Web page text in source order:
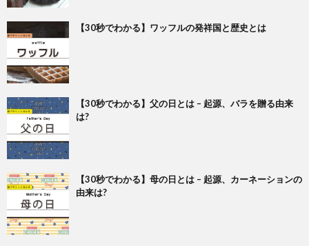
【30秒でわかる】ワッフルの発祥国と歴史とは
【30秒でわかる】父の日とは – 起源、バラを贈る由来
は?
【30秒でわかる】母の日とは – 起源、カーネーションの
由来は?